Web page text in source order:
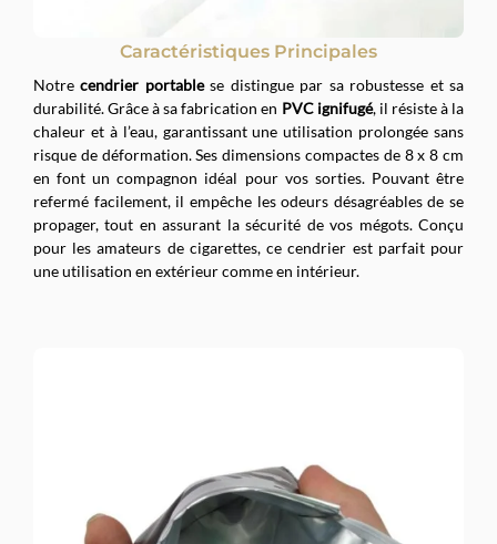
Caractéristiques Principales
Notrecendrier portablese distingue par sa robustesse et sa
durabilité. Grâce à sa fabrication en PVC ignifugé, il résiste à la
chaleur et à l’eau, garantissant une utilisation prolongée sans
risque de déformation. Ses dimensions compactes de 8 x 8 cm
en font un compagnon idéal pour vos sorties. Pouvant être
refermé facilement, il empêche les odeurs désagréables de se
propager, tout en assurant la sécurité de vos mégots. Conçu
pour les amateurs de cigarettes, ce cendrier est parfait pour
une utilisation en extérieur comme en intérieur.